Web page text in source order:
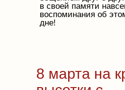
в своей памяти
воспоминания об
дне!
8 марта на